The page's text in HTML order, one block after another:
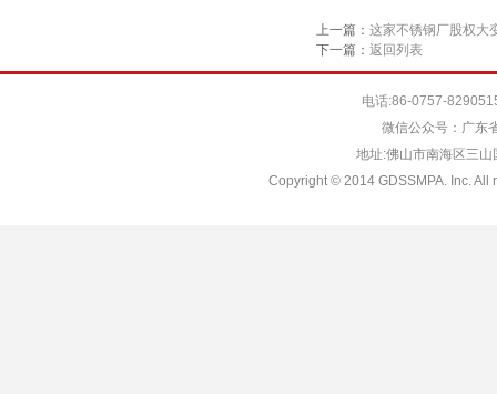
上一篇： 这家不锈钢厂股权大
下一篇： 返回列表
电话:86-0757-
微信公众号：广东
地址:佛山市南海区三
Copyright © 2014 GDSSMPA. Inc. All